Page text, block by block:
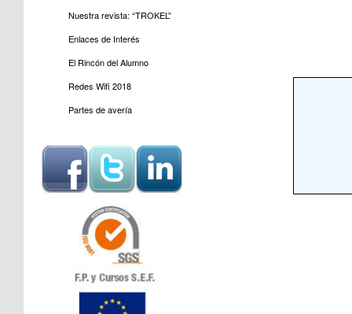
Nuestra revista: “TROKEL”
Enlaces de Interés
El Rincón del Alumno
Redes Wifi 2018
Partes de avería